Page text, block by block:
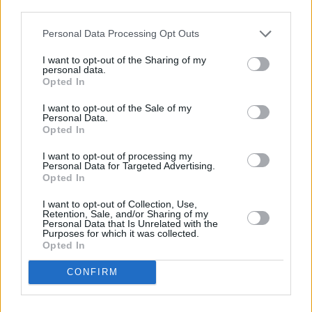
negar su consentimiento. Tenga en cuenta que algún
de su consentimiento, pero usted tiene el derecho de
rechazar tal procesamiento. Sus preferencias se aplicarán
cualquier momento entrando de nuevo en este sitio web o
visitando nuestra política de privacidad.
Personal Data Processing Opt Outs
I want to opt-out of the Sharing of my
personal data.
Opted In
I want to opt-out of the Sale of my
Personal Data.
Opted In
I want to opt-out of processing my
Personal Data for Targeted Advertising.
Opted In
I want to opt-out of Collection, Use,
Retention, Sale, and/or Sharing of my
Personal Data that Is Unrelated with the
Purposes for which it was collected.
Opted In
CONFIRM